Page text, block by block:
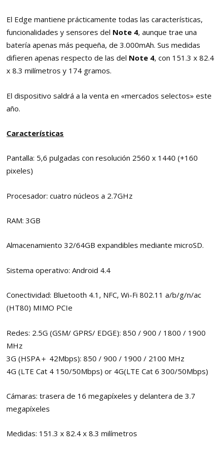
El Edge mantiene prácticamente todas las características,
funcionalidades y sensores del Note 4, aunque trae una
batería apenas más pequeña, de 3.000mAh. Sus medidas
difieren apenas respecto de las del Note 4, con 151.3 x 82.4
x 8.3 milímetros y 174 gramos.
El dispositivo saldrá a la venta en «mercados selectos» este
año.
Características
Pantalla: 5,6 pulgadas con resolución 2560 x 1440 (+160
pixeles)
Procesador: cuatro núcleos a 2.7GHz
RAM: 3GB
Almacenamiento 32/64GB expandibles mediante microSD.
Sistema operativo: Android 4.4
Conectividad: Bluetooth 4.1, NFC, Wi-Fi 802.11 a/b/g/n/ac
(HT80) MIMO PCIe
Redes: 2.5G (GSM/ GPRS/ EDGE): 850 / 900 / 1800 / 1900
MHz
3G (HSPA＋ 42Mbps): 850 / 900 / 1900 / 2100 MHz
4G (LTE Cat 4 150/50Mbps) or 4G(LTE Cat 6 300/50Mbps)
Cámaras: trasera de 16 megapíxeles y delantera de 3.7
megapíxeles
Medidas: 151.3 x 82.4 x 8.3 milímetros